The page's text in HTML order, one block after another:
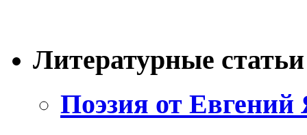
Литературные статьи
Поэзия от Евгений